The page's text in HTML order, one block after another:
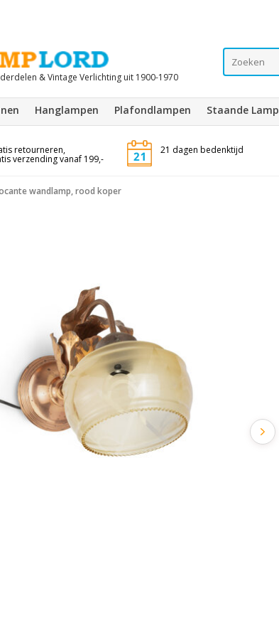
& Vintage Verlichting uit 1900-1970
Hanglampen Plafondlampen Staande Lamp
retourneren,
verzending vanaf 199,-
21 dagen bedenktijd
wandlamp, rood koper